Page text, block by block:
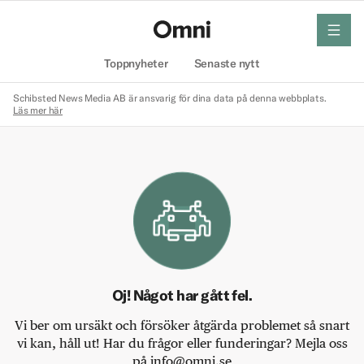
Toppnyheter Senaste nytt
meny
Schibsted News Media AB är ansvarig för dina data på denna webbplats.
Läs mer här
Oj! Något har gått fel.
Vi ber om ursäkt och försöker åtgärda problemet så snart
vi kan, håll ut! Har du frågor eller funderingar? Mejla oss